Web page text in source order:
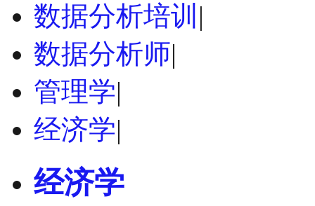
数据分析培训 |
数据分析师|
管理学|
经济学|
经济学